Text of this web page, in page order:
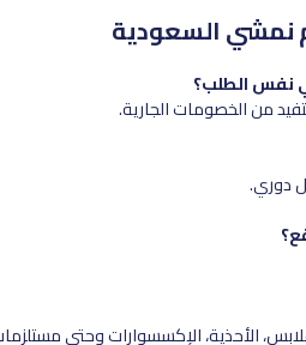
نمشي السعودية
من الخصومات الجارية.
دوري.